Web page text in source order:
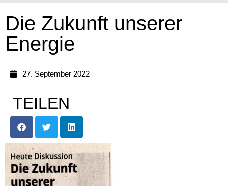
Die Zukunft unserer
Energie
27. September 2022
TEILEN